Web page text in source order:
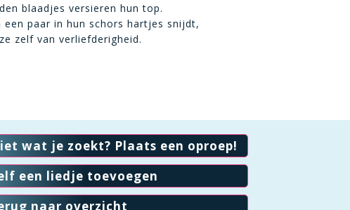
blaadjes versieren hun top.
een paar in hun schors hartjes snijdt,
zelf van verliefderigheid.
wat je zoekt? Plaats een oproep!
een liedje toevoegen
naar overzicht